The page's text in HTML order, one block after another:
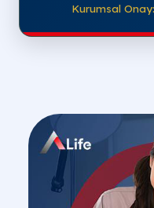
Kurumsal Onay: